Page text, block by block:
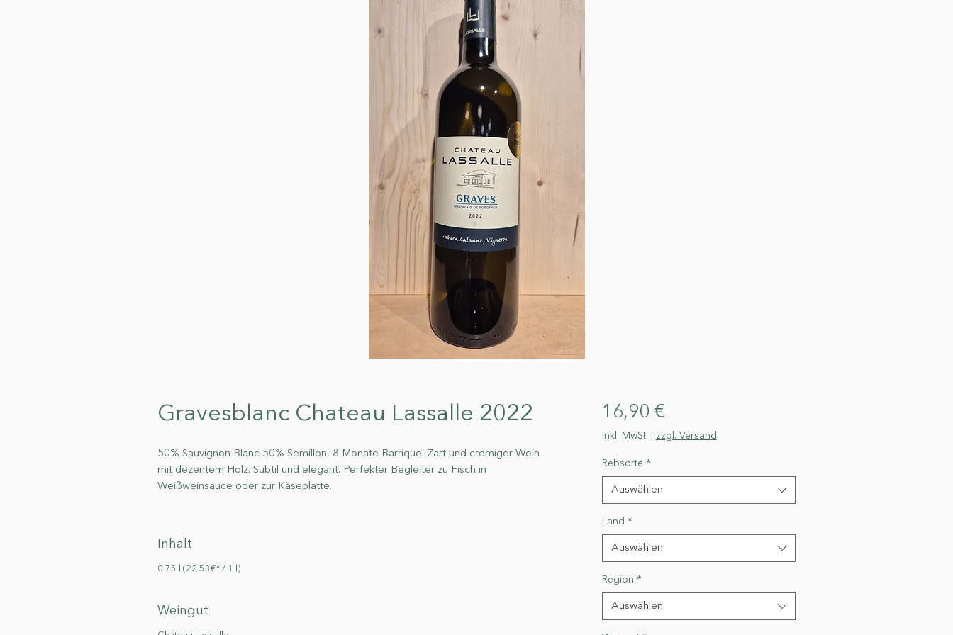
Gravesblanc Chateau Lassalle 2022
50% Sauvignon Blanc 50% Semillon, 8 Monate Barrique. Zart und cremiger Wein
mit dezentem Holz. Subtil und elegant. Perfekter Begleiter zu Fisch in
Weißweinsauce oder zur Käseplatte.
Inhalt
0.75 l (22.53€* / 1 l)
Weingut
16,90 €Preis
inkl. MwSt. zzgl. Versand
Rebsorte *
Auswählen
Land *
Auswählen
Region *
Auswählen